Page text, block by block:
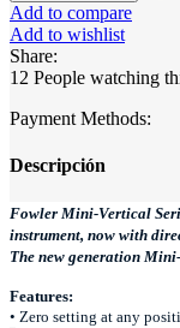
Add to compare
Add to wishlist
Share:
12 People watching
Payment Methods:
Descripción
Fowler Mini-Vertical
instrument, now with
The new generation Mini-
Features:
• Zero setting at any